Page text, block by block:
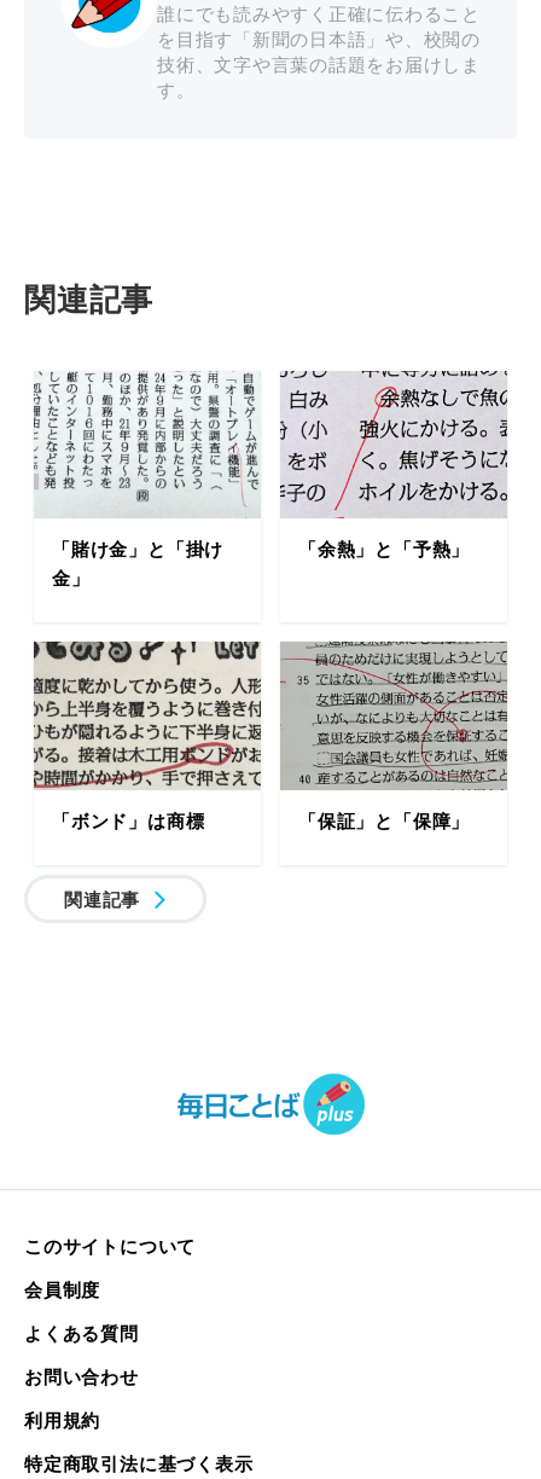
誰にでも読みやすく正確に伝わること
を目指す「新聞の日本語」や、校閲の
技術、文字や言葉の話題をお届けしま
す。
関連記事
「賭け金」と「掛け
金」
「余熱」と「予熱」
「ボンド」は商標 「保証」と「保障」
関連記事
このサイトについて
会員制度
よくある質問
お問い合わせ
利用規約
特定商取引法に基づく表示